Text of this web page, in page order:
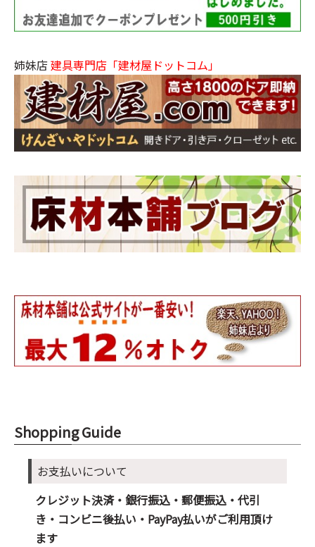
姉妹店 建具専門店「建材屋ドットコム」
Shopping Guide
お支払いについて
クレジット決済・銀行振込・郵便振込・代引
き・コンビニ後払い・PayPay払いがご利用頂け
ます